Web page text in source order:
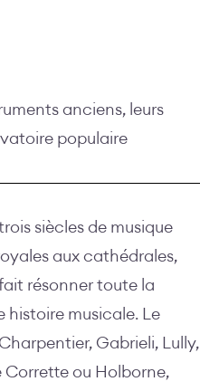
anciens, leurs
populaire
siècles de musique
aux cathédrales,
résonner toute la
histoire musicale. Le
Gabrieli, Lully,
Corrette ou Holborne,